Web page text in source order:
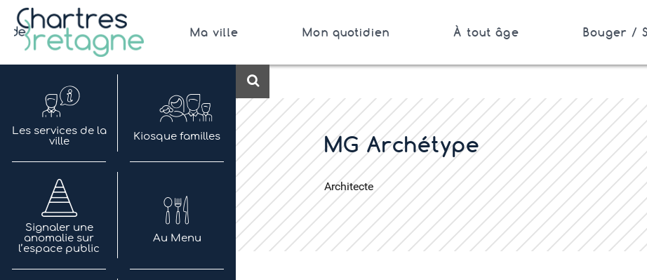
Aller
contenu
Bienvenue sur le site de la ville de Chartres de Bretagne
Ville Zéro phyto / 4 fleurs
Ma ville Mon quotidien À tout âge Bouger /
Rechercher
MG Archétype
Architecte
Les services de la
ville
Kiosque familles
Signaler une
anomalie sur
l’espace public
Au Menu